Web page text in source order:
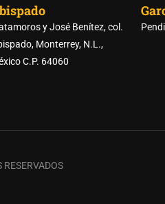
y José Benítez, col.
Monterrey, N.L.,
C.P. 64060
DE LAS